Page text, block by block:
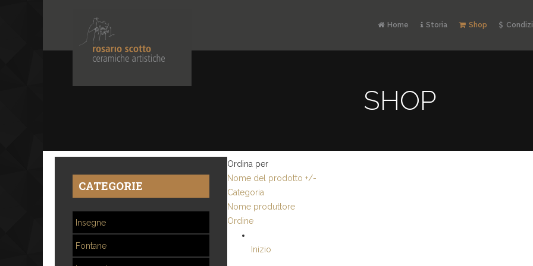
Home Storia Shop
SHOP
Ordina per
Nome del prodotto +/-
Categoria
Nome produttore
Ordine
Inizio
CATEGORIE
Insegne
Fontane